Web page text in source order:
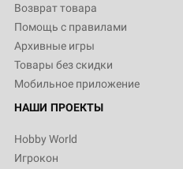
Возврат товара
Помощь с правилами
Архивные игры
Товары без скидки
Мобильное приложение
НАШИ ПРОЕКТЫ
Hobby World
Игрокон